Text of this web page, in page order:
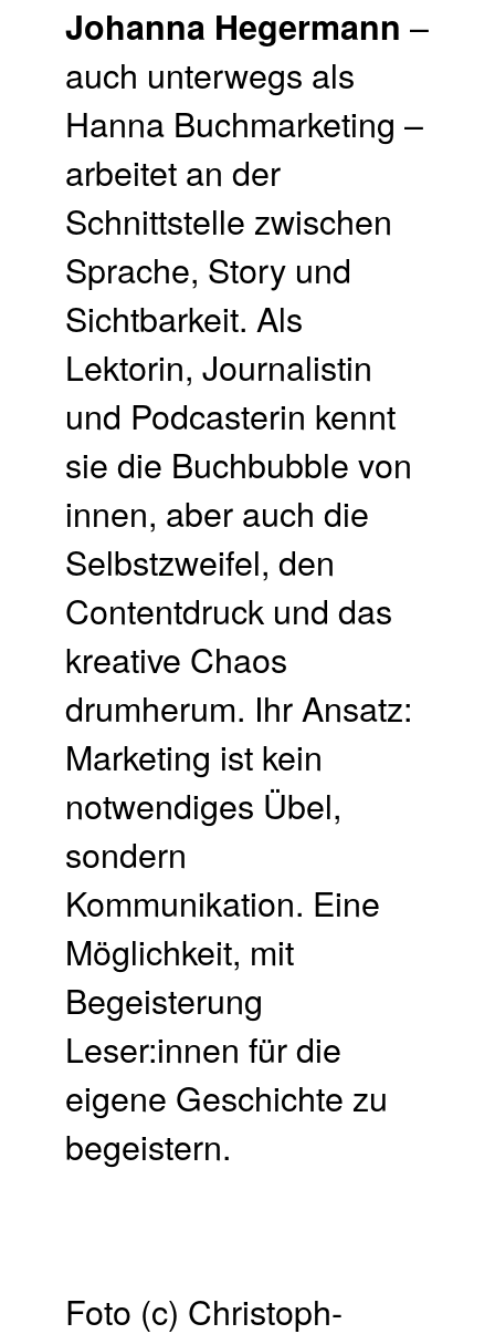
Johanna Hegermann –
auch unterwegs als
Hanna Buchmarketing –
arbeitet an der
Schnittstelle zwischen
Sprache, Story und
Sichtbarkeit. Als
Lektorin, Journalistin
und Podcasterin kennt
sie die Buchbubble von
innen, aber auch die
Selbstzweifel, den
Contentdruck und das
kreative Chaos
drumherum. Ihr Ansatz:
Marketing ist kein
notwendiges Übel,
sondern
Kommunikation. Eine
Möglichkeit, mit
Begeisterung
Leser:innen für die
eigene Geschichte zu
begeistern.
Foto (c) Christoph-